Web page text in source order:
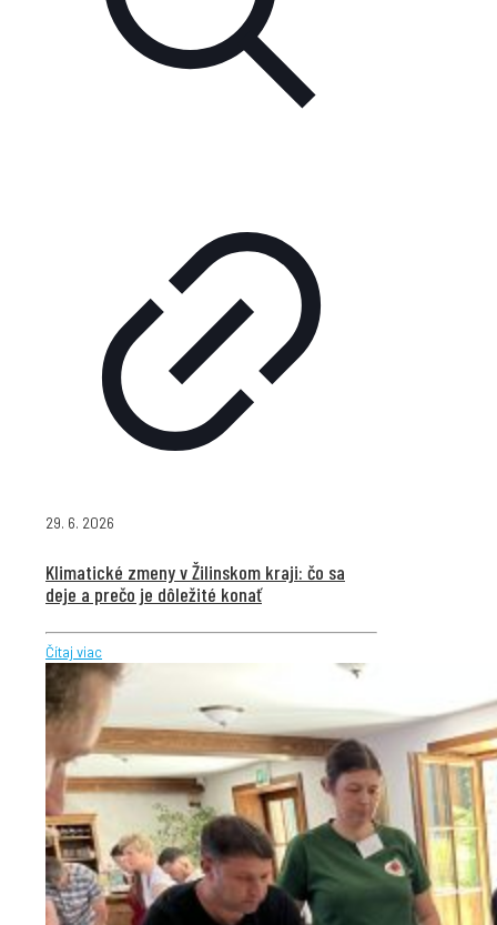
29. 6. 2026
Klimatické zmeny v Žilinskom kraji: čo sa
deje a prečo je dôležité konať
Čítaj viac